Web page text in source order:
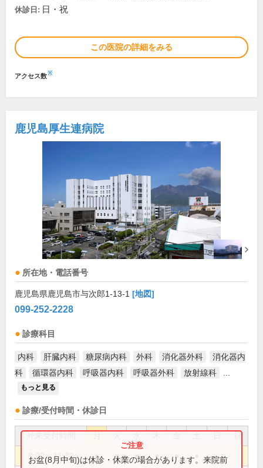
休診日: 日・祝
この医院の詳細をみる
アクセス数※
鹿児島厚生連病院
所在地・電話番号
鹿児島県鹿児島市与次郎1-13-1 [地図]
099-252-2228
診療科目
内科 肝臓内科 糖尿病内科 外科 消化器外科
消化器内
科
循環器内科 呼吸器内科 呼吸器外科 放射線科
もっと見る
診療/受付時間・休診日
祝
8:00～11:30 ● ● ● ● ●
お盆(8月中旬)は休診・休業の場合があります。来院前